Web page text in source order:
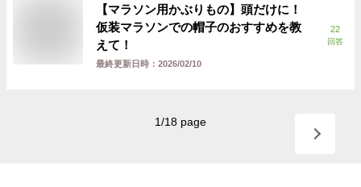
【マラソン用かぶりもの】頭だけに！
仮装マラソンでの帽子のおすすめを教
えて！
最終更新日時： 2026/02/10
22
回答
1/18 page